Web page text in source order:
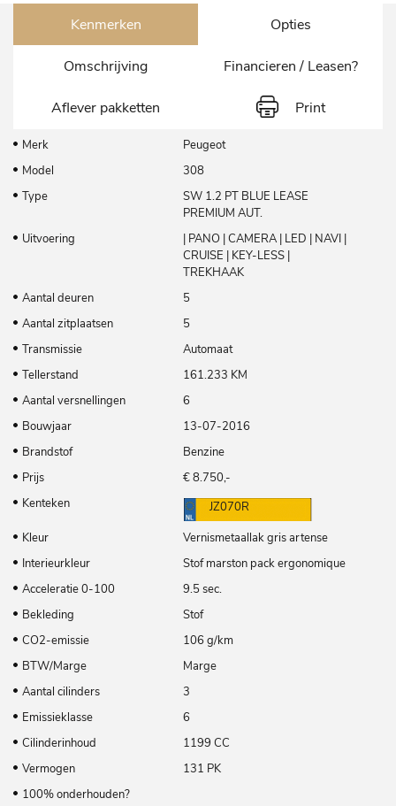
Kenmerken Opties
Omschrijving Financieren / Leasen?
Aflever pakketten Print
Merk
Peugeot
Model
308
Type
SW 1.2 PT BLUE LEASE
PREMIUM AUT.
Uitvoering
| PANO | CAMERA | LED | NAVI |
CRUISE | KEY-LESS |
TREKHAAK
Aantal deuren
5
Aantal zitplaatsen
5
Transmissie
Automaat
Tellerstand
161.233 KM
Aantal versnellingen
6
Bouwjaar
13-07-2016
Brandstof
Benzine
Prijs
€ 8.750,-
Kenteken
JZ070R
Kleur
Vernismetaallak gris artense
Interieurkleur
Stof marston pack ergonomique
Acceleratie 0-100
9.5 sec.
Bekleding
Stof
CO2-emissie
106 g/km
BTW/Marge
Marge
Aantal cilinders
3
Emissieklasse
6
Cilinderinhoud
1199 CC
Vermogen
131 PK
100% onderhouden?